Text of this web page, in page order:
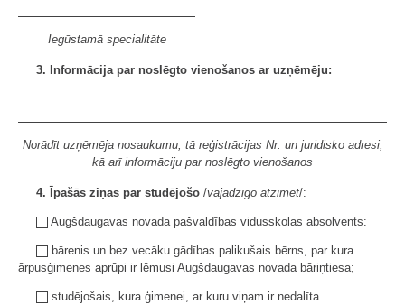
Iegūstamā specialitāte
3. Informācija par noslēgto vienošanos ar uzņēmēju:
Norādīt uzņēmēja nosaukumu, tā reģistrācijas Nr. un juridisko adresi,
kā arī informāciju par noslēgto vienošanos
4. Īpašās ziņas par studējošo /vajadzīgo atzīmēt/:
Augšdaugavas novada pašvaldības vidusskolas absolvents:
bārenis un bez vecāku gādības palikušais bērns, par kura
ārpusģimenes aprūpi ir lēmusi Augšdaugavas novada bāriņtiesa;
studējošais, kura ģimenei, ar kuru viņam ir nedalīta